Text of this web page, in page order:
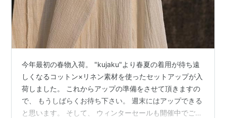
今年最初の春物入荷。 "kujaku"より春夏の着用が待ち遠
しくなるコットン×リネン素材を使ったセットアップが入
荷しました。 これからアップの準備をさせて頂きますの
で、 もうしばらくお待ち下さい。 週末にはアップできる
と思います。 そして、 ウィンターセールも開催中でござ